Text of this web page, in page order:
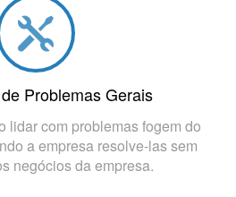
Problemas Gerais
lidar com problemas fogem do
a empresa resolve-las sem
negócios da empresa.